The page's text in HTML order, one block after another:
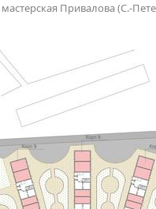
Привалова (С.-